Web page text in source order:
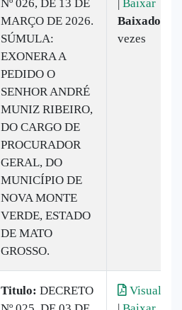
Nº 026, DE 13 DE
MARÇO DE 2026.
SÚMULA:
EXONERA A
PEDIDO O
SENHOR ANDRÉ
MUNIZ RIBEIRO,
DO CARGO DE
PROCURADOR
GERAL, DO
MUNICÍPIO DE
NOVA MONTE
VERDE, ESTADO
DE MATO
GROSSO.
| Baixar
Baixado:
vezes
Titulo: DECRETO
Visualizar